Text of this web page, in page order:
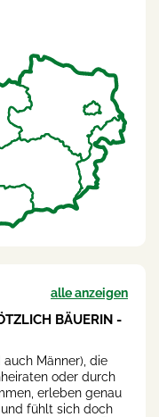
alle anzeigen
BÄUERIN -
Männer), die
oder durch
erleben genau
fühlt sich doch